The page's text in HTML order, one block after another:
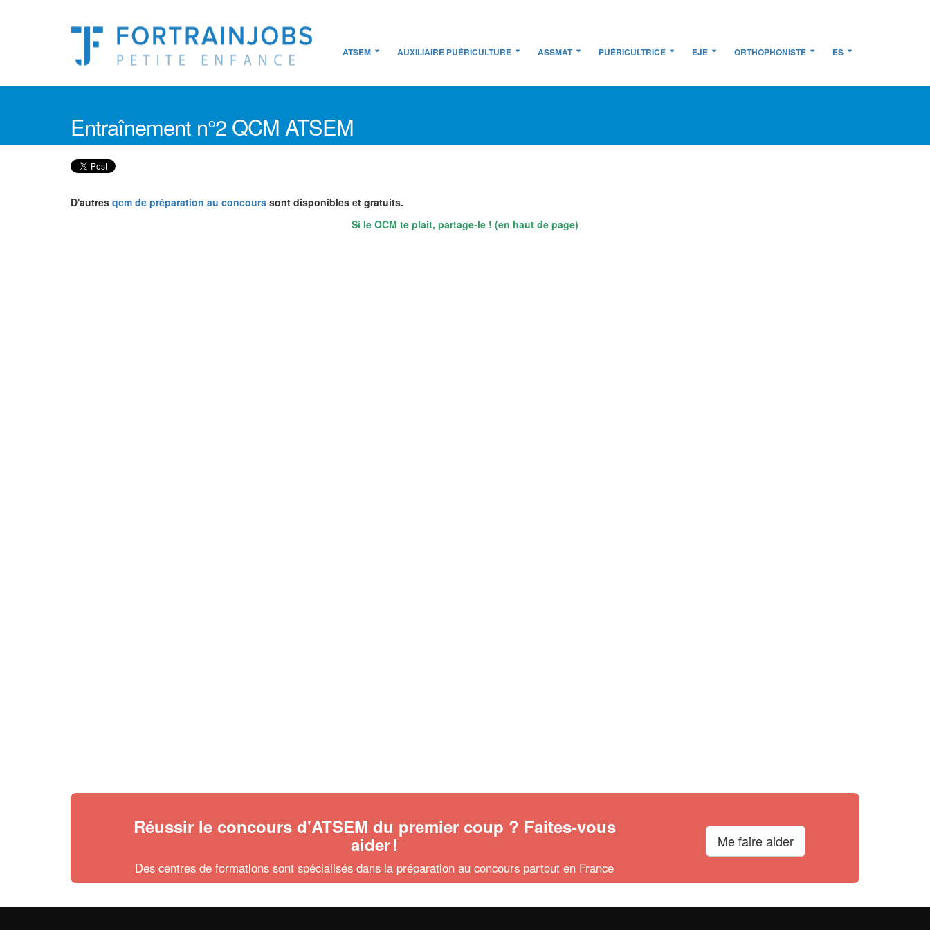
ATSEM AUXILIAIRE PUÉRICULTURE ASSMAT PUÉRICULTRICE EJE ORTHOPHONISTE ES
Entraînement n°2 QCM ATSEM
D'autres qcm de préparation au concours sont disponibles et gratuits.
Si le QCM te plait, partage-le ! (en haut de page)
Réussir le concours d'ATSEM du premier coup ? Faites-vous
aider!
Des centres de formations sont spécialisés dans la préparation au concours partout en France
Me faire aider